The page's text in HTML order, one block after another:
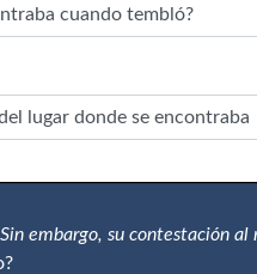
embargo, su contestación